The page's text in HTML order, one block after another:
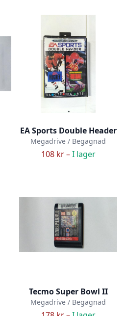
EA Sports Double Header
Megadrive / Begagnad
108 kr –I lager
Tecmo Super Bowl II
Megadrive / Begagnad